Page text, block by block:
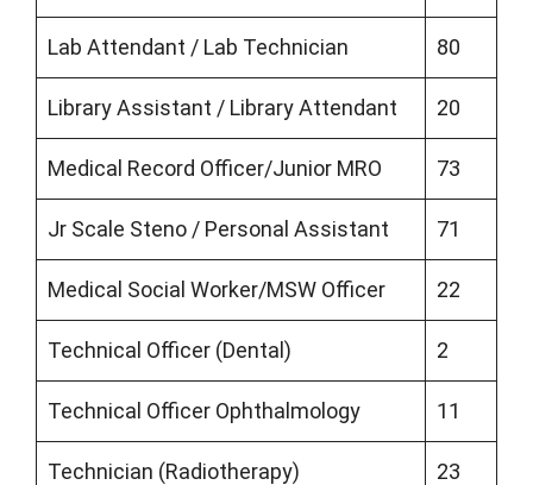
Lab Attendant / Lab Technician 80
Library Assistant / Library Attendant 20
Medical Record Officer/Junior MRO 73
Jr Scale Steno / Personal Assistant 71
Medical Social Worker/MSW Officer 22
Technical Officer (Dental) 2
Technical Officer Ophthalmology 11
Technician (Radiotherapy) 23